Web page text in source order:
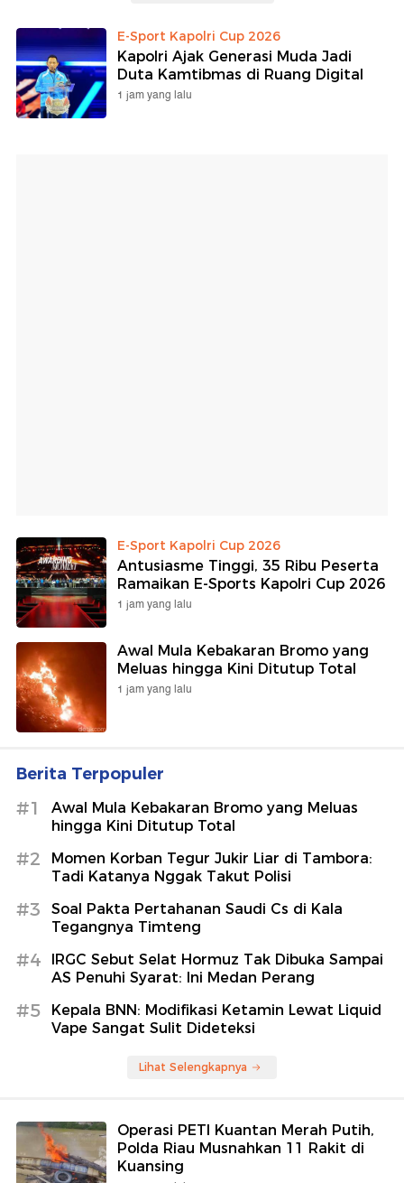
E-Sport Kapolri Cup 2026
Kapolri Ajak Generasi Muda Jadi
Duta Kamtibmas di Ruang Digital
1 jam yang lalu
E-Sport Kapolri Cup 2026
Antusiasme Tinggi, 35 Ribu Peserta
Ramaikan E-Sports Kapolri Cup 2026
1 jam yang lalu
Awal Mula Kebakaran Bromo yang
Meluas hingga Kini Ditutup Total
1 jam yang lalu
Berita Terpopuler
#1
Awal Mula Kebakaran Bromo yang Meluas
hingga Kini Ditutup Total
#2
Momen Korban Tegur Jukir Liar di Tambora:
Tadi Katanya Nggak Takut Polisi
#3
Soal Pakta Pertahanan Saudi Cs di Kala
Tegangnya Timteng
#4
IRGC Sebut Selat Hormuz Tak Dibuka Sampai
AS Penuhi Syarat: Ini Medan Perang
#5
Kepala BNN: Modifikasi Ketamin Lewat Liquid
Vape Sangat Sulit Dideteksi
Lihat Selengkapnya
Operasi PETI Kuantan Merah Putih,
Polda Riau Musnahkan 11 Rakit di
Kuansing